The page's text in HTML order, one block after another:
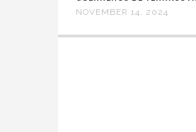
NOVEMBER 14, 2024